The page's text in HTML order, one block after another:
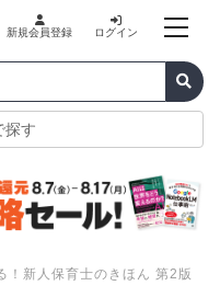
新規会員登録 ログイン
探す
！新人保育士のきほん 第2版